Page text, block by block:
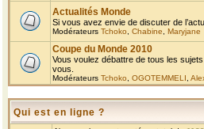
Actualités Monde
Si vous avez envie de discuter de
Modérateurs Tchoko Chabine Maryjane
Coupe du Monde 2010
Vous voulez débattre de tous les
vous.
Modérateurs Tchoko OGOTEMMELI
Qui est en ligne ?